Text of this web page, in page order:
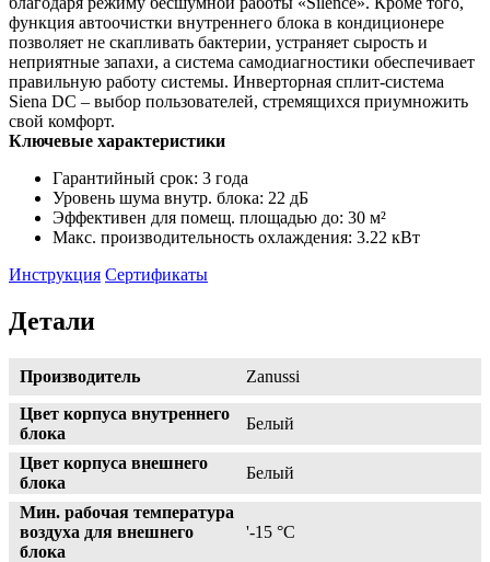
функция автоочистки внутреннего блока в кондиционере
позволяет не скапливать бактерии, устраняет сырость и
неприятные запахи, а система самодиагностики обеспечивает
правильную работу системы. Инверторная сплит-система
Siena DC – выбор пользователей, стремящихся приумножить
свой комфорт.
Ключевые характеристики
Гарантийный срок: 3 года
Уровень шума внутр. блока: 22 дБ
Эффективен для помещ. площадью до: 30 м²
Макс. производительность охлаждения: 3.22 кВт
Инструкция Сертификаты
Детали
Производитель
Zanussi
Цвет корпуса внутреннего
блока
Белый
Цвет корпуса внешнего
блока
Белый
Мин. рабочая температура
воздуха для внешнего
блока
'-15 °С